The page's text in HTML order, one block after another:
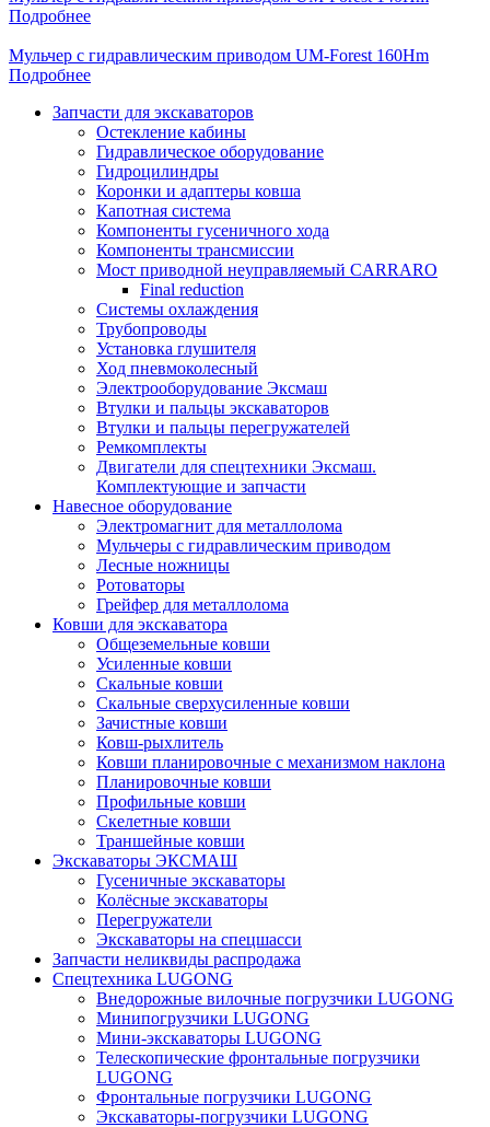
Подробнее
Мульчер с гидравлическим приводом UM-Forest 160Hm
Подробнее
Запчасти для экскаваторов
Остекление кабины
Гидравлическое оборудование
Гидроцилиндры
Коронки и адаптеры ковша
Капотная система
Компоненты гусеничного хода
Компоненты трансмиссии
Мост приводной неуправляемый CARRARO
Final reduction
Системы охлаждения
Трубопроводы
Установка глушителя
Ход пневмоколесный
Электрооборудование Эксмаш
Втулки и пальцы экскаваторов
Втулки и пальцы перегружателей
Ремкомплекты
Двигатели для спецтехники Эксмаш.
Комплектующие и запчасти
Навесное оборудование
Электромагнит для металлолома
Мульчеры с гидравлическим приводом
Лесные ножницы
Ротоваторы
Грейфер для металлолома
Ковши для экскаватора
Общеземельные ковши
Усиленные ковши
Скальные ковши
Скальные сверхусиленные ковши
Зачистные ковши
Ковш-рыхлитель
Ковши планировочные с механизмом наклона
Планировочные ковши
Профильные ковши
Скелетные ковши
Траншейные ковши
Экскаваторы ЭКСМАШ
Гусеничные экскаваторы
Колёсные экскаваторы
Перегружатели
Экскаваторы на спецшасси
Запчасти неликвиды распродажа
Спецтехника LUGONG
Внедорожные вилочные погрузчики LUGONG
Минипогрузчики LUGONG
Мини-экскаваторы LUGONG
Телескопические фронтальные погрузчики
LUGONG
Фронтальные погрузчики LUGONG
Экскаваторы-погрузчики LUGONG